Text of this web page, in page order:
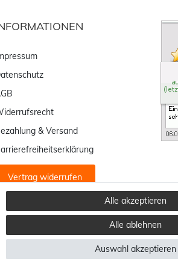
& Versand
Vertrag widerrufen
Alle akzeptieren
Alle ablehnen
Auswahl akzeptieren